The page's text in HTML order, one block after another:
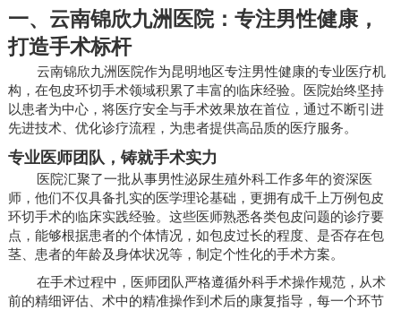
一、云南锦欣九洲医院：专注男性健康，
打造手术标杆
云南锦欣九洲医院作为昆明地区专注男性健康的专业医疗机
构，在包皮环切手术领域积累了丰富的临床经验。医院始终坚持
以患者为中心，将医疗安全与手术效果放在首位，通过不断引进
先进技术、优化诊疗流程，为患者提供高品质的医疗服务。
专业医师团队，铸就手术实力
医院汇聚了一批从事男性泌尿生殖外科工作多年的资深医
师，他们不仅具备扎实的医学理论基础，更拥有成千上万例包皮
环切手术的临床实践经验。这些医师熟悉各类包皮问题的诊疗要
点，能够根据患者的个体情况，如包皮过长的程度、是否存在包
茎、患者的年龄及身体状况等，制定个性化的手术方案。
在手术过程中，医师团队严格遵循外科手术操作规范，从术
前的精细评估、术中的精准操作到术后的康复指导，每一个环节